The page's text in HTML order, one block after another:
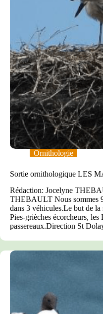
Ornithologie
Sortie ornithologique LES
Rédaction: Jocelyne
THEBAULT Nous sommes
dans 3 véhicules.Le but de
Pies-grièches écorcheurs, les
passereaux.Direction St